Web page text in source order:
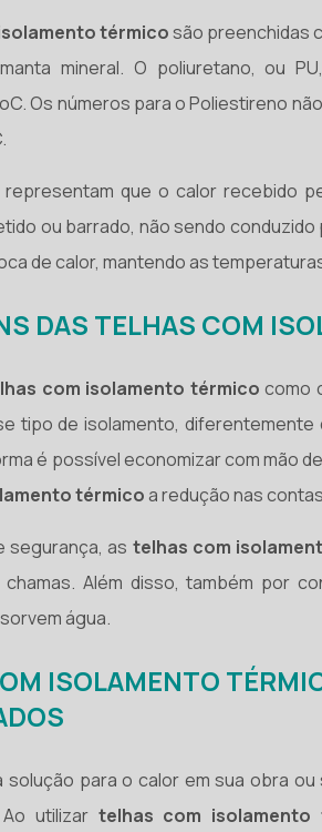
térmicosão preenchidas
mineral. O poliuretano, ou
Os números para o Poliestireno
representam que o calor recebido
ou barrado, não sendo conduzido
de calor, mantendo as
DAS TELHAS COM
com isolamento térmico como
tipo de isolamento,
é possível economizar com mão
térmicoa redução nas
segurança, as telhas com
Além disso, também por
água.
ISOLAMENTO
solução para o calor em sua obra
utilizar telhas com isolamento